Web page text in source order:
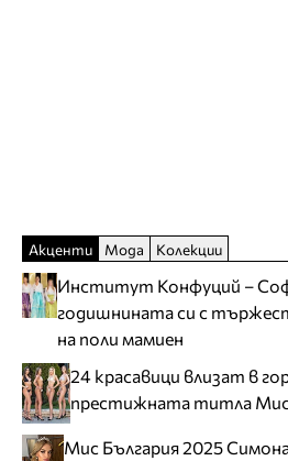
Акценти Мода Колекции
Институт Конфуций –
годишнината си с
на поли мамиен
24 красавици влизат в
престижната титла Мис
Мис България 2025